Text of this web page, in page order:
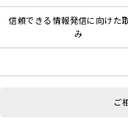
信頼できる情報発信に向けた
み
ご